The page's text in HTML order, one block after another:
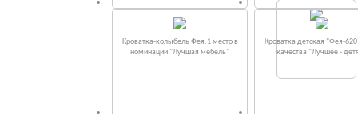
Кроватка-колыбель Фея.1 место в
номинации "Лучшая мебель"
Кроватка детская "Фея-
качества "Лучшее -